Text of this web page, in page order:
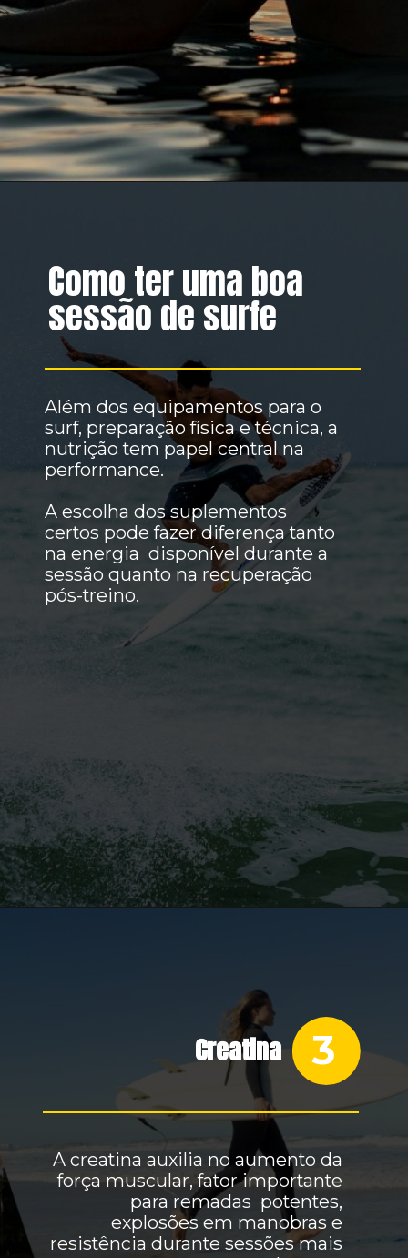
Além dos equipamentos para o
surf, preparação física e técnica, a
nutrição tem papel central na
performance.
A escolha dos suplementos
certos pode fazer diferença tanto
na energia disponível durante a
sessão quanto na recuperação
pós-treino.
Como ter uma boa
sessão de surfe
A creatina auxilia no aumento da
força muscular, fator importante
para remadas potentes,
explosões em manobras e
resistência durante sessões mais
Creatina 3